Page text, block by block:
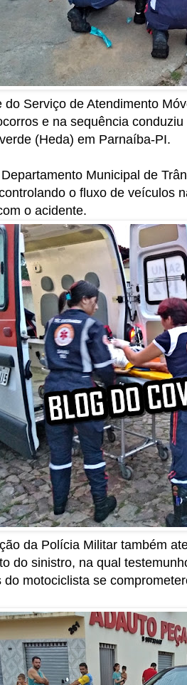
do Serviço de Atendimento
e na sequência
(Heda) em Parnaíba-PI.
Municipal de
o fluxo de veículos
o acidente.
da Polícia Militar também
do sinistro, na qual
do motociclista se